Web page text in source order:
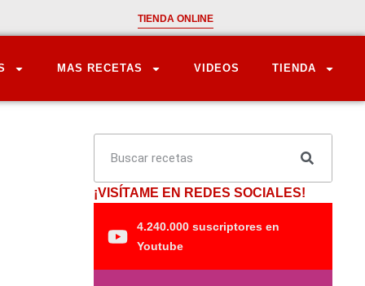
TIENDA ONLINE
MAS RECETAS VIDEOS TIENDA
¡VISÍTAME EN REDES SOCIALES!
4.240.000 suscriptores en
Youtube